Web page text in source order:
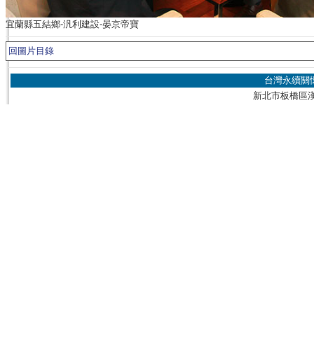
宜蘭縣五結鄉-汎利建設-晏京帝寶
回圖片目錄
台灣永續關
新北市板橋區